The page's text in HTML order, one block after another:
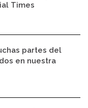
Times
partes del
en nuestra